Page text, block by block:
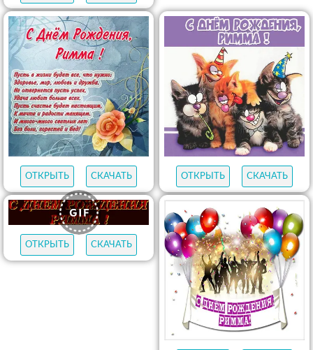
ОТКРЫТЬ СКАЧАТЬ ОТКРЫТЬ СКАЧАТЬ
ОТКРЫТЬ СКАЧАТЬ